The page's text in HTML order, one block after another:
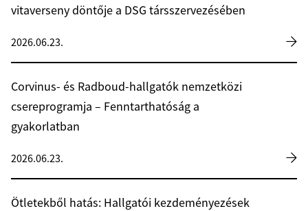
vitaverseny döntője a DSG társszervezésében
2026.06.23.
Corvinus- és Radboud-hallgatók nemzetközi
csereprogramja – Fenntarthatóság a
gyakorlatban
2026.06.23.
Ötletekből hatás: Hallgatói kezdeményezések